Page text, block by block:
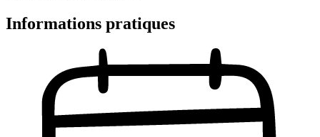
Informations pratiques